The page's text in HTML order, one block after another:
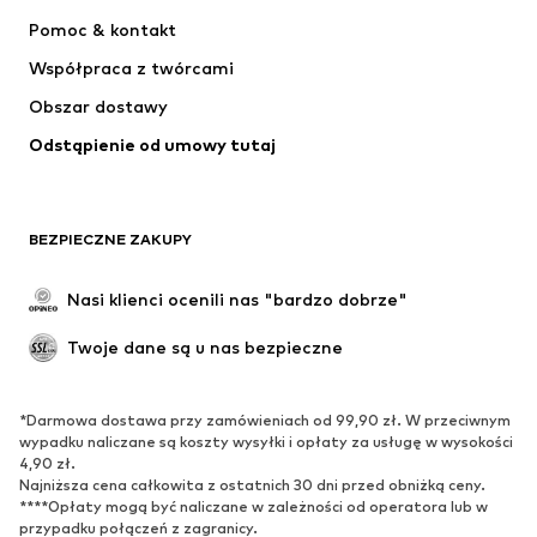
ADIDAS PERFORMANCE
Pomoc & kontakt
Współpraca z twórcami
Obszar dostawy
Odstąpienie od umowy tutaj
BEZPIECZNE ZAKUPY
Nasi klienci ocenili nas "bardzo dobrze"
Twoje dane są u nas bezpieczne
*Darmowa dostawa przy zamówieniach od 99,90 zł. W przeciwnym
wypadku naliczane są koszty wysyłki i opłaty za usługę w wysokości
4,90 zł.
Najniższa cena całkowita z ostatnich 30 dni przed obniżką ceny.
****Opłaty mogą być naliczane w zależności od operatora lub w
przypadku połączeń z zagranicy.